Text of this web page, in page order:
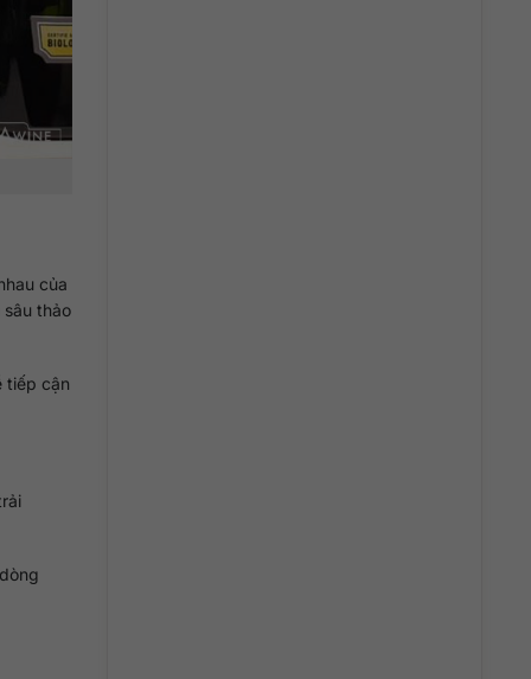
của
thảo
tiếp cận